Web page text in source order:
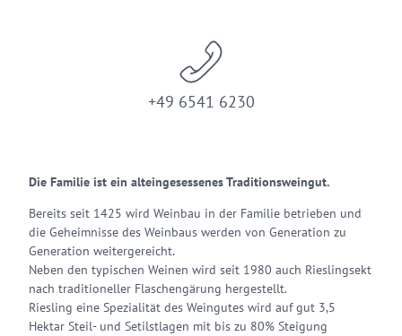
+49 6541 6230
Die Familie ist ein alteingesessenes Traditionsweingut.
Bereits seit 1425 wird Weinbau in der Familie betrieben und
die Geheimnisse des Weinbaus werden von Generation zu
Generation weitergereicht.
Neben den typischen Weinen wird seit 1980 auch Rieslingsekt
nach traditioneller Flaschengärung hergestellt.
Riesling eine Spezialität des Weingutes wird auf gut 3,5
Hektar Steil- und Setilstlagen mit bis zu 80% Steigung